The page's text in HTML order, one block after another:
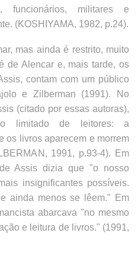
funcionários, militares e
(KOSHIYAMA, 1982, p.24).
mas ainda é restrito, muito
de Alencar e, mais tarde, os
contam com um público
e Zilberman (1991). No
(citado por essas autoras),
limitado de leitores: a
os livros aparecem e morrem
1991, p.93-4). Em
Assis dizia que "o nosso
insignificantes possíveis.
ainda menos se lêem." Em
abarcava "no mesmo
e leitura de livros." (1991,